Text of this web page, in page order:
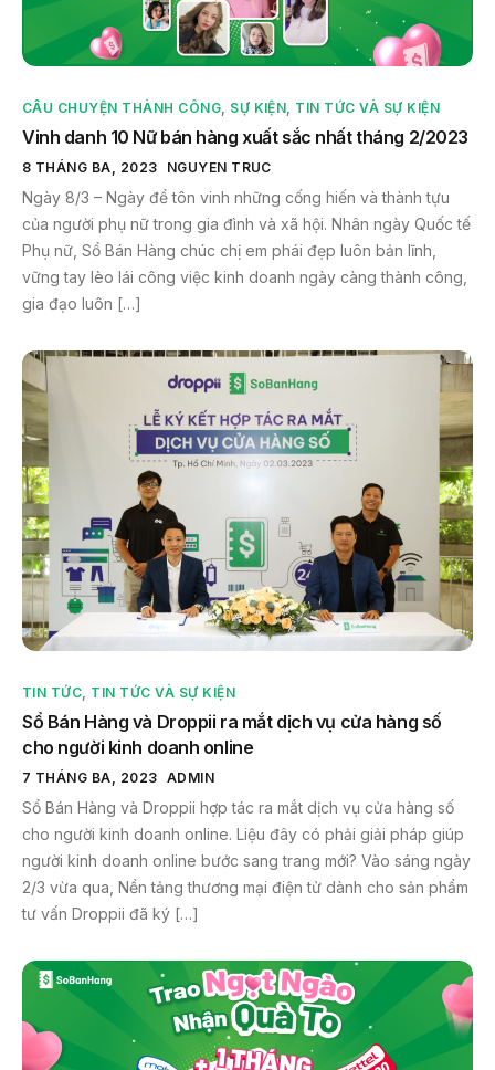
CÂU CHUYỆN THÀNH CÔNG SỰ KIỆN TIN TỨC VÀ SỰ KIỆN
Vinh danh 10 Nữ bán hàng xuất sắc nhất tháng 2/2023
8 THÁNG BA, 2023 NGUYEN TRUC
Ngày 8/3 – Ngày để tôn vinh những cống hiến và thành tựu
của người phụ nữ trong gia đình và xã hội. Nhân ngày Quốc tế
Phụ nữ, Sổ Bán Hàng chúc chị em phái đẹp luôn bản lĩnh,
vững tay lèo lái công việc kinh doanh ngày càng thành công,
gia đạo luôn […]
TIN TỨC TIN TỨC VÀ SỰ KIỆN
Sổ Bán Hàng và Droppii ra mắt dịch vụ cửa hàng số
cho người kinh doanh online
7 THÁNG BA, 2023 ADMIN
Sổ Bán Hàng và Droppii hợp tác ra mắt dịch vụ cửa hàng số
cho người kinh doanh online. Liệu đây có phải giải pháp giúp
người kinh doanh online bước sang trang mới? Vào sáng ngày
2/3 vừa qua, Nền tảng thương mại điện tử dành cho sản phẩm
tư vấn Droppii đã ký […]